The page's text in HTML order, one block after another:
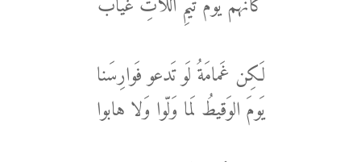
لَكِن غَمامَةُ لَو تَدعو فَوارِسَنا
يَومَ الوَقيطُ لَما وَلّوا وَلا هابوا